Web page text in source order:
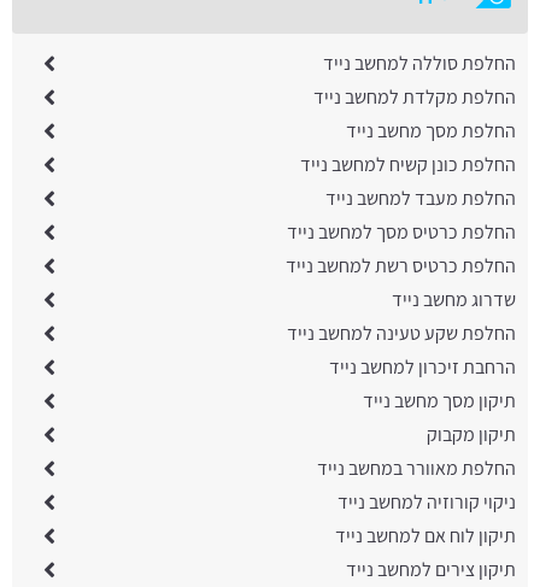
החלפת סוללה למחשב נייד
החלפת מקלדת למחשב נייד
החלפת מסך מחשב נייד
החלפת כונן קשיח למחשב נייד
החלפת מעבד למחשב נייד
החלפת כרטיס מסך למחשב נייד
החלפת כרטיס רשת למחשב נייד
שדרוג מחשב נייד
החלפת שקע טעינה למחשב נייד
הרחבת זיכרון למחשב נייד
תיקון מסך מחשב נייד
תיקון מקבוק
החלפת מאוורר במחשב נייד
ניקוי קורוזיה למחשב נייד
תיקון לוח אם למחשב נייד
תיקון צירים למחשב נייד